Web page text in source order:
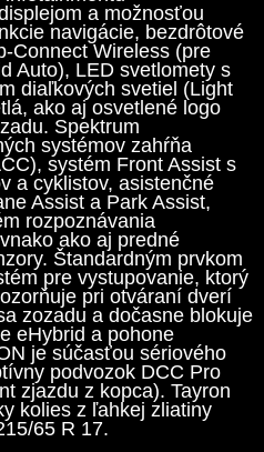
a možnosťou
navigácie, bezdrôtové
Connect Wireless (pre
Auto), LED svetlomety s
diaľkových svetiel (Light
ako aj osvetlené logo
Spektrum
systémov zahŕňa
systém Front Assist s
a cyklistov, asistenčné
Assist a Park Assist,
rozpoznávania
ako aj predné
Štandardným prvkom
pre vystupovanie, ktorý
pri otváraní dverí
zozadu a dočasne blokuje
eHybrid a pohone
je súčasťou sériového
podvozok DCC Pro
zjazdu z kopca). Tayron
kolies z ľahkej zliatiny
65 R 17.